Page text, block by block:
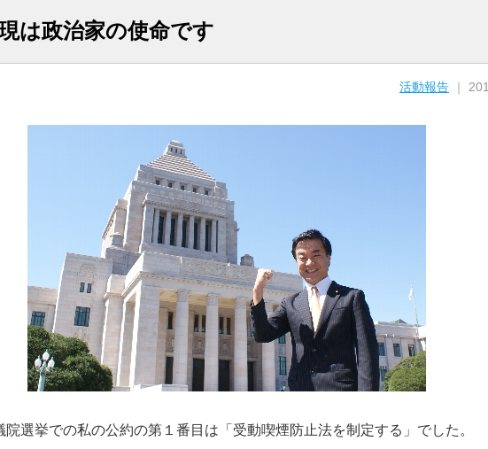
は政治家の使命です
活動報告 ｜
院選挙での私の公約の第１番目は「受動喫煙防止法を制定する」でした。